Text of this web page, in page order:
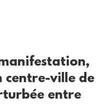
centre-ville de
entre